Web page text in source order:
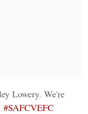
Lowery. We're
#SAFCVEFC